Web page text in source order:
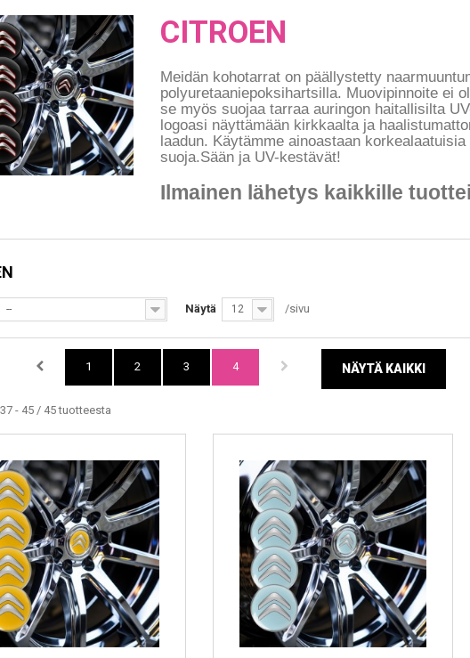
CITROEN
Meidän kohotarrat on päällystetty
polyuretaaniepoksihartsilla. Muovipinnoite ei
se myös suojaa tarraa auringon haitallisilta
logoasi näyttämään kirkkaalta ja
laadun. Käytämme ainoastaan
suoja.Sään ja UV-kestävät!
Ilmainen lähetys kaikkille
-- Näytä 12 /sivu
NÄYTÄ KAIKKI
1 2 3 4
- 45 / 45 tuotteesta